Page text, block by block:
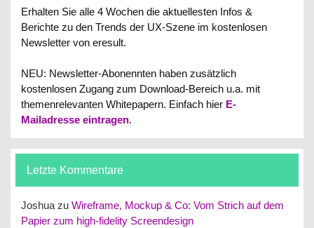
Erhalten Sie alle 4 Wochen die aktuellesten Infos &
Berichte zu den Trends der UX-Szene im kostenlosen
Newsletter von eresult.
NEU: Newsletter-Abonennten haben zusätzlich
kostenlosen Zugang zum Download-Bereich u.a. mit
themenrelevanten Whitepapern. Einfach hier E-
Mailadresse eintragen.
Letzte Kommentare
Joshua zuWireframe, Mockup & Co: Vom Strich auf dem
Papier zum high-fidelity Screendesign